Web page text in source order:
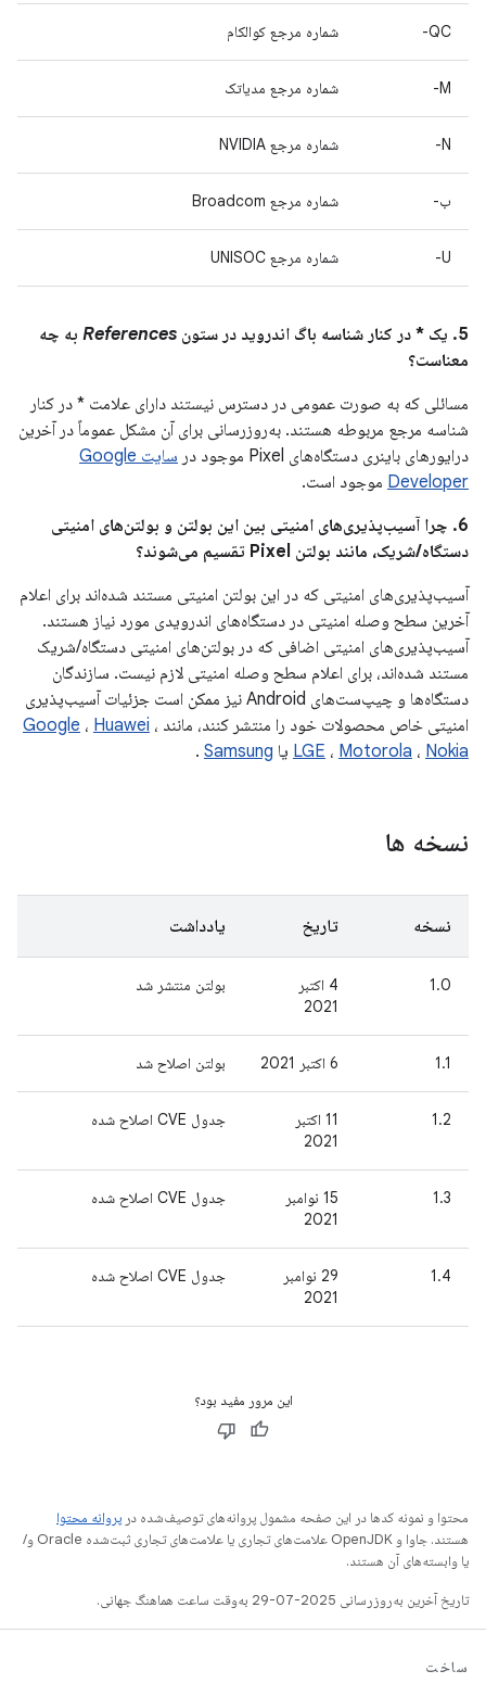
QC- شماره مرجع کوالکام
M- شماره مرجع مدیاتک
N- شماره مرجع NVIDIA
ب- شماره مرجع Broadcom
U- شماره مرجع UNISOC
5. یک * در کنار شناسه باگ اندروید در ستون References به چه
معناست؟
مسائلی که به صورت عمومی در دسترس نیستند دارای علامت * در کنار
شناسه مرجع مربوطه هستند. به‌روزرسانی برای آن مشکل عموماً در آخرین
درایورهای باینری دستگاه‌های Pixel موجود در
سایت Google
Developer موجود است.
6. چرا آسیب‌پذیری‌های امنیتی بین این بولتن و بولتن‌های امنیتی
دستگاه/شریک، مانند بولتن Pixel تقسیم می‌شوند؟
آسیب‌پذیری‌های امنیتی که در این بولتن امنیتی مستند شده‌اند برای اعلام
آخرین سطح وصله امنیتی در دستگاه‌های اندرویدی مورد نیاز هستند.
آسیب‌پذیری‌های امنیتی اضافی که در بولتن‌های امنیتی دستگاه/شریک
مستند شده‌اند، برای اعلام سطح وصله امنیتی لازم نیست. سازندگان
دستگاه‌ها و چیپ‌ست‌های Android نیز ممکن است جزئیات آسیب‌پذیری
امنیتی خاص محصولات خود را منتشر کنند، مانند
Google ، Huawei ،
LGE ، Motorola ، Nokia یا Samsung
.
نسخه ها
نسخه تاریخ یادداشت
1.0
4 اکتبر
2021
بولتن منتشر شد
1.1 6 اکتبر 2021 بولتن اصلاح شد
1.2
11 اکتبر
2021
جدول CVE اصلاح شده
1.3
15 نوامبر
2021
جدول CVE اصلاح شده
1.4
29 نوامبر
2021
جدول CVE اصلاح شده
این مرور مفید بود؟
محتوا و نمونه کدها در این صفحه مشمول پروانه‌های توصیف‌شده در پروانه محتوا
هستند. جاوا و OpenJDK علامت‌های تجاری یا علامت‌های تجاری ثبت‌شده Oracle و/
یا وابسته‌های آن هستند.
تاریخ آخرین به‌روزرسانی 2025-07-29 به‌وقت ساعت هماهنگ جهانی.
ساخت